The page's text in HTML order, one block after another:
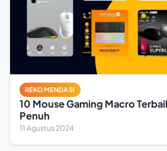
REKOMENDASI
10 Mouse Gaming Macro
Penuh
11 Agustus 2024